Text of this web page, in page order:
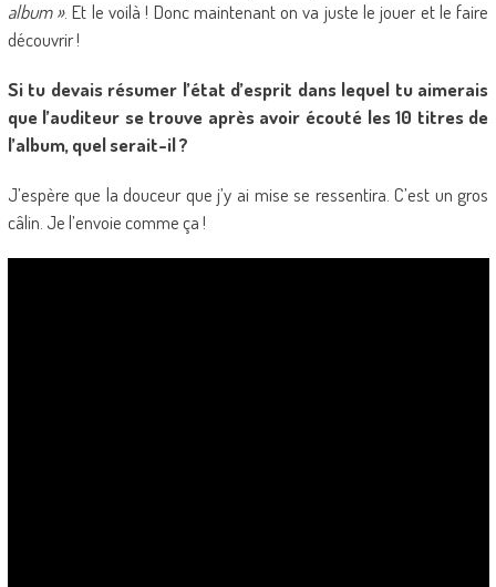
album ». Et le voilà ! Donc maintenant on va juste le jouer et le faire
découvrir !
Si tu devais résumer l’état d’esprit dans lequel tu aimerais
que l’auditeur se trouve après avoir écouté les 10 titres de
l’album, quel serait-il ?
J’espère que la douceur que j’y ai mise se ressentira. C’est un gros
câlin. Je l’envoie comme ça !